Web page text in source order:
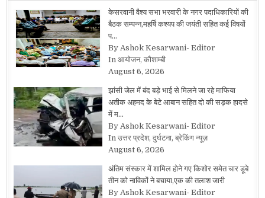
केसरवानी वैश्य सभा भरवारी के नगर पदाधिकारियों की
बैठक सम्पन्न,महर्षि कश्यप की जयंती सहित कई विषयों
प…
By Ashok Kesarwani- Editor
In आयोजन, कौशाम्बी
August 6, 2026
झांसी जेल में बंद बड़े भाई से मिलने जा रहे माफिया
अतीक अहमद के बेटे आबान सहित दो की सड़क हादसे
में म…
By Ashok Kesarwani- Editor
In उत्तर प्रदेश, दुर्घटना, ब्रेकिंग न्यूज़
August 6, 2026
अंतिम संस्कार में शामिल होने गए किशोर समेत चार डूबे
तीन को नाविकों ने बचाया,एक की तलाश जारी
By Ashok Kesarwani- Editor